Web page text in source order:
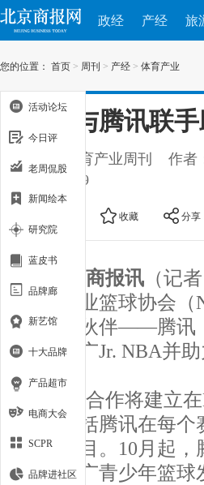
政经 产经 旅
您的位置： 首页 > 周刊 > 产经 > 体育产业
NBA与腾讯联
出处：体育产业周刊
作者
2018-10-09
收藏 分享
北京商报讯 （记
美国职业篮球协会（
方合作伙伴——腾讯
共同推广Jr. NBA并
此次合作将建立
上。包括腾讯在每
播和节目。10月起，
共同推广青少年篮球
活动论坛
今日评
老周侃股
新闻绘本
研究院
蓝皮书
品牌廊
新艺馆
十大品牌
产品超市
电商大会
SCPR
品牌进社区